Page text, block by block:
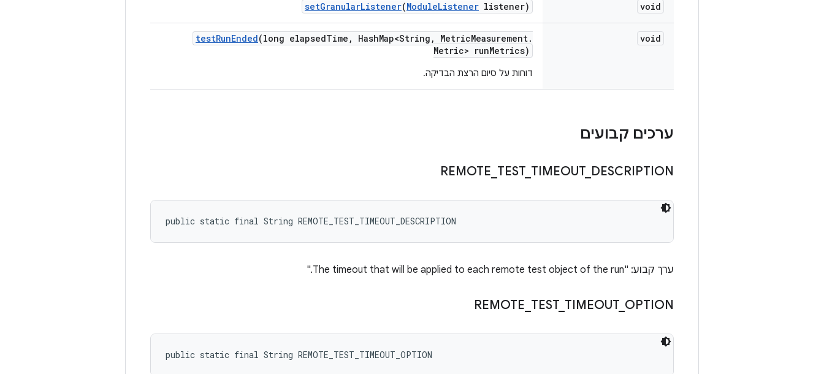
void
setGranularListener(ModuleListener listener)
void
testRunEnded(long elapsedTime , HashMap<String , MetricMeasurement.
Metric> runMetrics)
דוחות על סיום הרצת הבדיקה.
ערכים קבועים
REMOTE TEST_ TIMEOUT_ DESCRIPTION
public static final String REMOTE_TEST_TIMEOUT_DESCRIPTION
ערך קבוע: "The timeout that will be applied to each remote test object of the run."
REMOTE TEST_ TIMEOUT_ OPTION
public static final String REMOTE_TEST_TIMEOUT_OPTION